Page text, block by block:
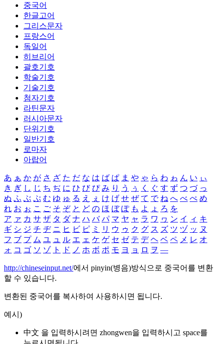
중국어
한글고어
그리스문자
프랑스어
독일어
히브리어
괄호기호
학술기호
기술기호
첨자기호
라틴문자
러시아문자
단위기호
일반기호
로마자
아랍어
あ ぁ か が さ ざ た だ な は ば ぱ ま や ゃ ら わ ゎ ん い ぃ
き ぎ し じ ち ぢ に ひ び ぴ み り う ぅ く ぐ す ず つ づ っ
ぬ ふ ぶ ぷ む ゆ ゅ る え ぇ け げ せ ぜ て で ね へ べ ぺ め
れ お ぉ こ ご そ ぞ と ど の ほ ぼ ぽ も よ ょ ろ を
ア ァ カ サ ザ タ ダ ナ ハ バ パ マ ヤ ャ ラ ワ ヮ ン イ ィ キ
ギ シ ジ チ ヂ ニ ヒ ビ ピ ミ リ ウ ゥ ク グ ス ズ ツ ヅ ッ ヌ
フ ブ プ ム ユ ュ ル エ ェ ケ ゲ セ ゼ テ デ ヘ ベ ペ メ レ オ
ォ コ ゴ ソ ゾ ト ド ノ ホ ボ ポ モ ヨ ョ ロ ヲ ―
http://chineseinput.net/에서 pinyin(병음)방식으로 중국어를 변환
할 수 있습니다.
변환된 중국어를 복사하여 사용하시면 됩니다.
예시)
中文 을 입력하시려면 zhongwen을 입력하시고 space를